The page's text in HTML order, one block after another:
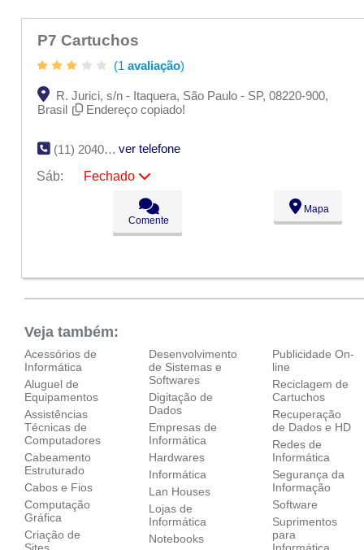
P7 Cartuchos
(1 avaliação)
R. Jurici, s/n - Itaquera, São Paulo - SP, 08220-900,
Brasil
Endereço copiado!
(11) 2040-3748
ver telefone
Sáb:
Fechado
09:00 - 18:00
09:00 - 18:00
09:00 - 18:00
Comente
Mapa
Veja também:
Acessórios de
Informática
Aluguel de
Equipamentos
Assistências
Técnicas de
Computadores
Cabeamento
Estruturado
Cabos e Fios
Computação
Gráfica
Criação de
Desenvolvimento
de Sistemas e
Softwares
Digitação de
Dados
Empresas de
Informática
Hardwares
Informática
Lan Houses
Lojas de
Informática
Notebooks
Publicidade On-
line
Reciclagem de
Cartuchos
Recuperação
de Dados e HD
Redes de
Informática
Segurança da
Informação
Software
Suprimentos
para